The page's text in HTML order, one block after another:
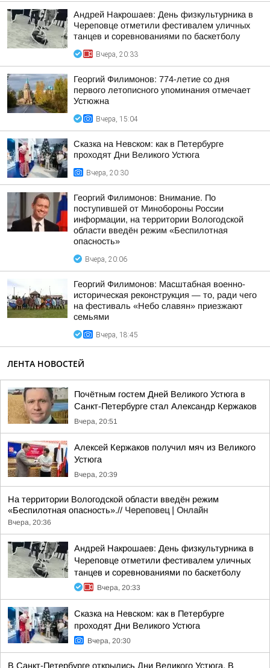
Андрей Накрошаев: День физкультурника в
Череповце отметили фестивалем уличных
танцев и соревнованиями по баскетболу
Вчера, 20:33
Георгий Филимонов: 774-летие со дня
первого летописного упоминания отмечает
Устюжна
Вчера, 15:04
Сказка на Невском: как в Петербурге
проходят Дни Великого Устюга
Вчера, 20:30
Георгий Филимонов: Внимание. По
поступившей от Минобороны России
информации, на территории Вологодской
области введён режим «Беспилотная
опасность»
Вчера, 20:06
Георгий Филимонов: Масштабная военно-
историческая реконструкция — то, ради чего
на фестиваль «Небо славян» приезжают
семьями
Вчера, 18:45
ЛЕНТА НОВОСТЕЙ
Почётным гостем Дней Великого Устюга в
Санкт-Петербурге стал Александр Кержаков
Вчера, 20:51
Алексей Кержаков получил мяч из Великого
Устюга
Вчера, 20:39
На территории Вологодской области введён режим
«Беспилотная опасность».// Череповец | Онлайн
Вчера, 20:36
Андрей Накрошаев: День физкультурника в
Череповце отметили фестивалем уличных
танцев и соревнованиями по баскетболу
Вчера, 20:33
Сказка на Невском: как в Петербурге
проходят Дни Великого Устюга
Вчера, 20:30
В Санкт-Петербурге открылись Дни Великого Устюга. В